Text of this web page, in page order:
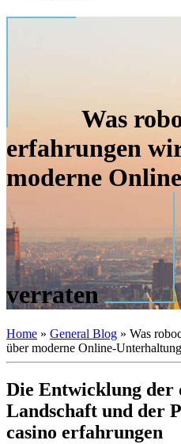
Was
erfahrungen
moderne
verraten
Home » General Blog » Was
über moderne Online-
Die Entwicklung der
Landschaft und der
casino erfahrungen